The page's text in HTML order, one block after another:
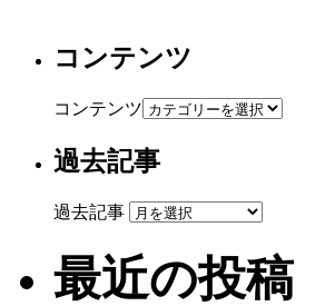
コンテンツ
コンテンツ
過去記事
過去記事
最近の投稿